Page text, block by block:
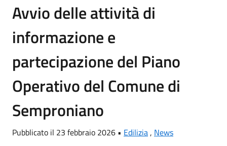
Avvio delle attività di
informazione e
partecipazione del Piano
Operativo del Comune di
Semproniano
Pubblicato il 23 febbraio 2026 • Edilizia, News